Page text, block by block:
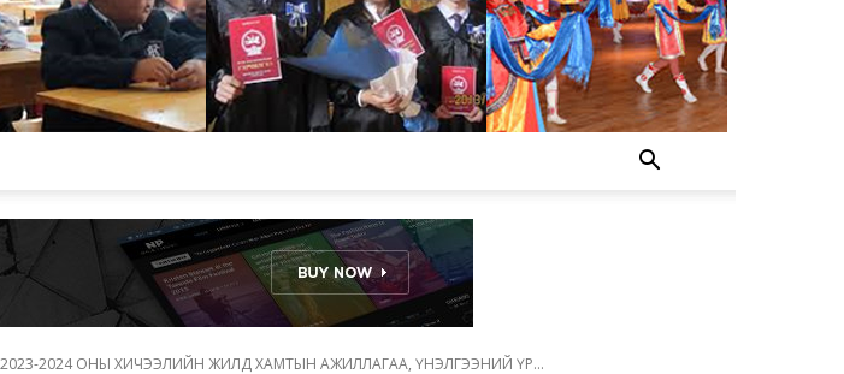
Төв
2024 ОНЫ ХИЧЭЭЛИЙН ЖИЛД ХАМТЫН АЖИЛЛАГАА, ҮНЭЛГЭЭНИЙ ҮР...